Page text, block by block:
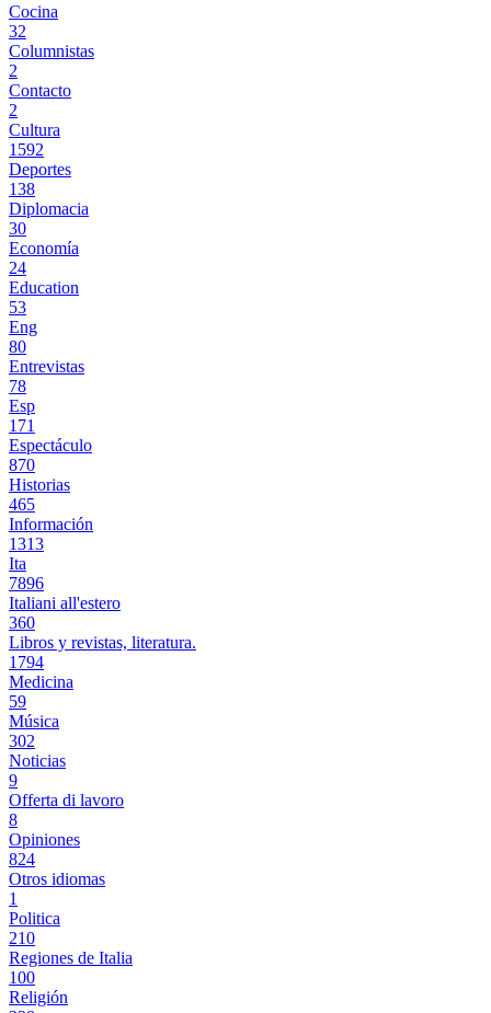
Cocina
32
Columnistas
2
Contacto
2
Cultura
1592
Deportes
138
Diplomacia
30
Economía
24
Education
53
Eng
80
Entrevistas
78
Esp
171
Espectáculo
870
Historias
465
Información
1313
Ita
7896
Italiani all'estero
360
Libros y revistas, literatura.
1794
Medicina
59
Música
302
Noticias
9
Offerta di lavoro
8
Opiniones
824
Otros idiomas
1
Politica
210
Regiones de Italia
100
Religión